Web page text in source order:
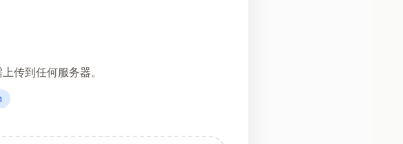
传到任何服务器。